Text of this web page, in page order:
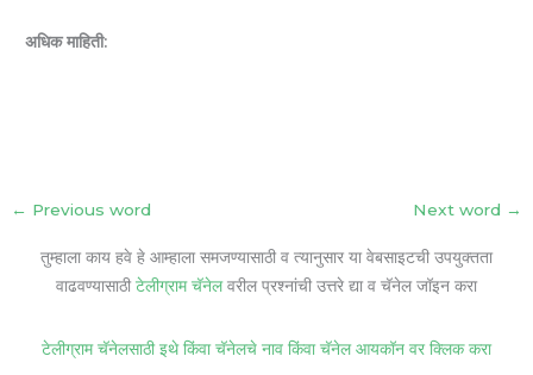
अधिक माहिती:
← Previous word Next word →
तुम्हाला काय हवे हे आम्हाला समजण्यासाठी व त्यानुसार या वेबसाइटची उपयुक्तता
वाढवण्यासाठी टेलीग्राम चॅनेलवरील प्रश्नांची उत्तरे द्या व चॅनेल जॉइन करा
टेलीग्राम चॅनेलसाठी इथे किंवा चॅनेलचे नाव किंवा चॅनेल आयकॉन वर क्लिक करा